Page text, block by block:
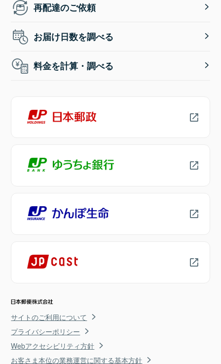
再配達のご依頼
お届け日数を調べる
料金を計算・調べる
サイトのご利用について
プライバシーポリシー
Webアクセシビリティ方針
お客さま本位の業務運営に関する基本方針